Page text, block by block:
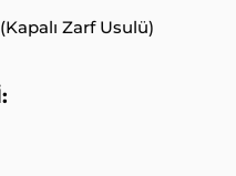
Zarf Usulü)